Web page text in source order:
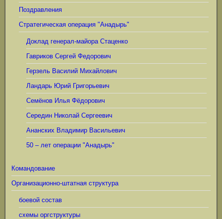
Поздравления
Стратегическая операция "Анадырь"
Доклад генерал-майора Стаценко
Гавриков Сергей Федорович
Герзель Василий Михайлович
Ландарь Юрий Григорьевич
Семёнов Илья Фёдорович
Середин Николай Сергеевич
Ананских Владимир Васильевич
50 – лет операции "Анадырь"
Командование
Организационно-штатная структура
боевой состав
схемы оргструктуры